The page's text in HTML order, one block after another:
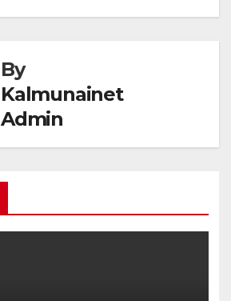
By
Kalmunainet
Admin